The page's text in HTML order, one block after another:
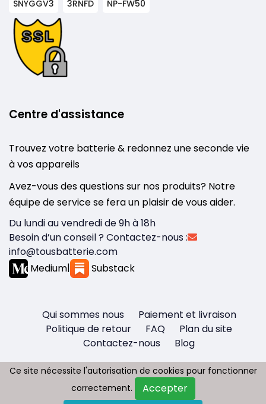
SNYGGV3
3RNFD NP-FW50
Centre d'assistance
Trouvez votre batterie & redonnez une seconde vie
à vos appareils
Avez-vous des questions sur nos produits? Notre
équipe de service se fera un plaisir de vous aider.
Du lundi au vendredi de 9h à 18h
Besoin d’un conseil ? Contactez-nous :
info@tousbatterie.com
Medium| Substack
Qui sommes nous
Paiement et livraison
Politique de retour
FAQ
Plan du site
Contactez-nous
Blog
Copyright © 2026 - Tous droit réservés
Ce site nécessite l'autorisation de cookies pour fonctionner
correctement.
Accepter
Ce site nécessite l'autorisation de cookies pour fonctionner
correctement.
Accepter